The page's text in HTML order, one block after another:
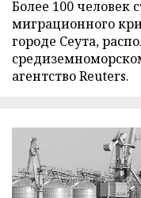
Более 100 человек
миграционного
городе Сеута,
агентство Reuters.